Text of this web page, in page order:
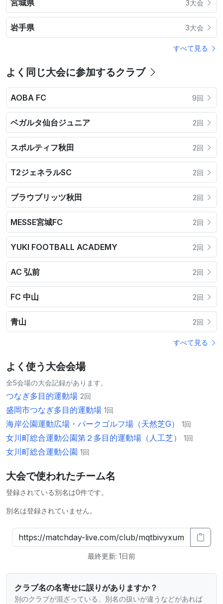
宮城県 3大会
岩手県 3大会
すべて見る
よく同じ大会に参加するクラブ
AOBA FC 9回
ベガルタ仙台ジュニア 2回
スポルティフ秋田 2回
T2ジェネラルSC 2回
ブラウブリッツ秋田 2回
MESSE宮城FC 2回
YUKI FOOTBALL ACADEMY 2回
AC 弘前 2回
FC 中山 2回
青山 2回
すべて見る
よく使う大会会場
全5会場の大会記録があります。
つなぎ多目的運動場 2回
盛岡市つなぎ多目的運動場 1回
海岸公園運動広場・パークゴルフ場（天然芝G） 1回
⼥川町総合運動公園第２多⽬的運動場（⼈⼯芝） 1回
⼥川町総合運動公園 1回
大会で使われたチーム名
登録されている別名は0件です。
別名は登録されていません。
最終更新: 1日前
クラブ名の名寄せに誤りがありますか？
別のクラブが混ざっている、別名の扱いが違うなどがあれば